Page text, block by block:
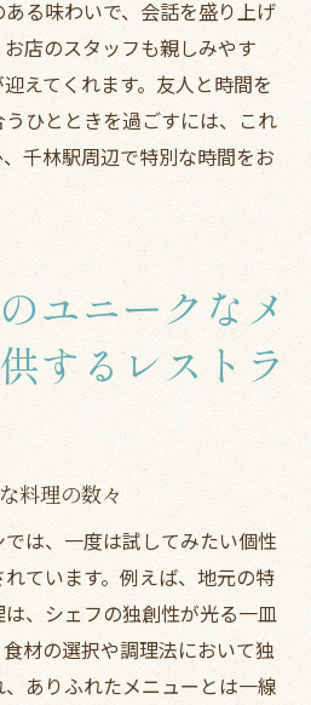
る味わいで、会話を盛り上げ
店のスタッフも親しみやす
えてくれます。友人と時間を
ひとときを過ごすには、これ
千林駅周辺で特別な時間をお
ユニークなメ
するレストラ
料理の数々
は、一度は試してみたい個性
ています。例えば、地元の特
、シェフの独創性が光る一皿
材の選択や調理法において独
ありふれたメニューとは一線